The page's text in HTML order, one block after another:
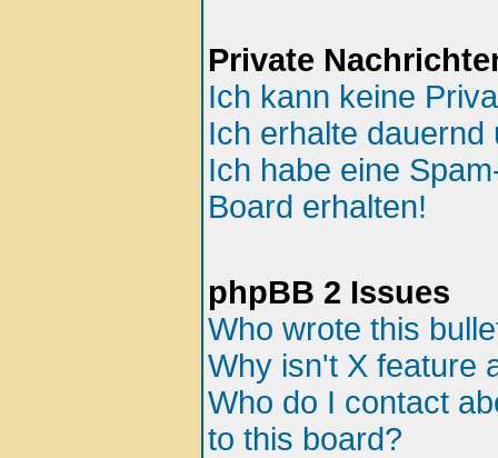
Private
Ich kann keine
Ich erhalte
Ich habe eine
Board erhalten!
phpBB 2 Issues
Who wrote this
Why isn't X feature
Who do I contact
to this board?